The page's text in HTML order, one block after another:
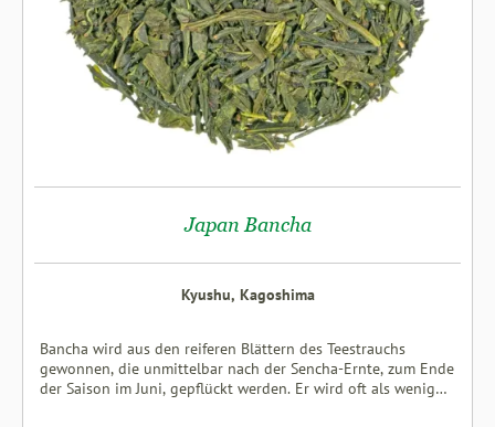
Japan Bancha
Kyushu, Kagoshima
Bancha wird aus den reiferen Blättern des Teestrauchs
gewonnen, die unmittelbar nach der Sencha-Ernte, zum Ende
der Saison im Juni, gepflückt werden. Er wird oft als weniger